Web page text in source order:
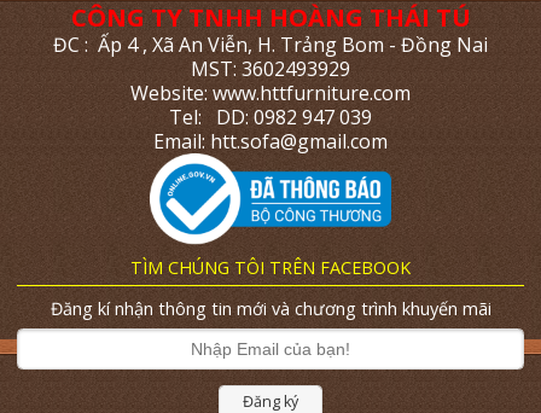
CÔNG TY TNHH HOÀNG THÁI TÚ
ĐC : Ấp 4 , Xã An Viễn, H. Trảng Bom - Đồng Nai
MST: 3602493929
Website: www.httfurniture.com
Tel: DD: 0982 947 039
Email: htt.sofa@gmail.com
TÌM CHÚNG TÔI TRÊN FACEBOOK
Đăng kí nhận thông tin mới và chương trình khuyến mãi
Đăng ký